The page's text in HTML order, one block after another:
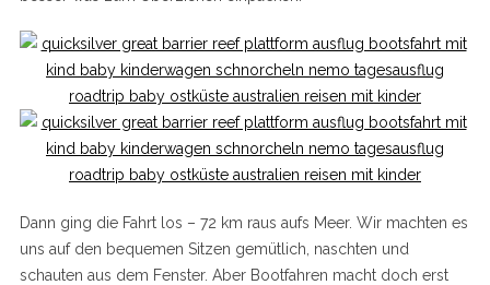
Dann ging die Fahrt los – 72 km raus aufs Meer. Wir machten es
uns auf den bequemen Sitzen gemütlich, naschten und
schauten aus dem Fenster. Aber Bootfahren macht doch erst